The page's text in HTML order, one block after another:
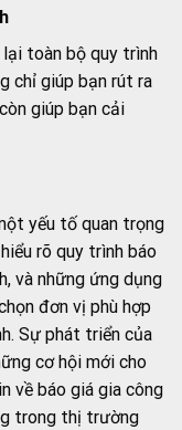
lại toàn bộ quy trình
chỉ giúp bạn rút ra
giúp bạn cải
yếu tố quan trọng
rõ quy trình báo
và những ứng dụng
đơn vị phù hợp
Sự phát triển của
cơ hội mới cho
về báo giá gia công
trong thị trường